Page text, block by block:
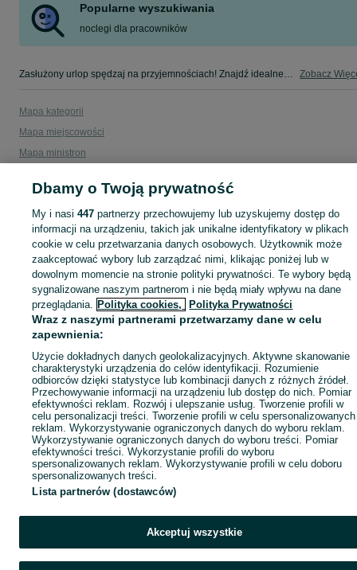
Popularne wyszukiwania
noclegi dla pracowników
Zasłużony urlop spędzaj na przyjemnościach! Znajdź idealne miejsce na wypoczynek w kategorii Noclegi na OLX - Nowy Tomyśl i okolice! Zobacz
Mapa kategorii
Mapa miejscowości
Mapa ministron
Dbamy o Twoją prywatność
My i nasi447 partnerzy przechowujemy lub uzyskujemy dostęp do
informacji na urządzeniu, takich jak unikalne identyfikatory w plikach
cookie w celu przetwarzania danych osobowych. Użytkownik może
zaakceptować wybory lub zarządzać nimi, klikając poniżej lub w
dowolnym momencie na stronie polityki prywatności. Te wybory będą
sygnalizowane naszym partnerom i nie będą miały wpływu na dane
przeglądania. Polityka cookies, Polityka Prywatności
Wraz z naszymi partnerami przetwarzamy dane w celu
zapewnienia:
Użycie dokładnych danych geolokalizacyjnych. Aktywne skanowanie
charakterystyki urządzenia do celów identyfikacji. Rozumienie
odbiorców dzięki statystyce lub kombinacji danych z różnych źródeł.
Przechowywanie informacji na urządzeniu lub dostęp do nich. Pomiar
efektywności reklam. Rozwój i ulepszanie usług. Tworzenie profili w
celu personalizacji treści. Tworzenie profili w celu spersonalizowanych
reklam. Wykorzystywanie ograniczonych danych do wyboru reklam.
Wykorzystywanie ograniczonych danych do wyboru treści. Pomiar
efektywności treści. Wykorzystanie profili do wyboru
spersonalizowanych reklam. Wykorzystywanie profili w celu doboru
spersonalizowanych treści.
Lista partnerów (dostawców)
Akceptuj wszystkie